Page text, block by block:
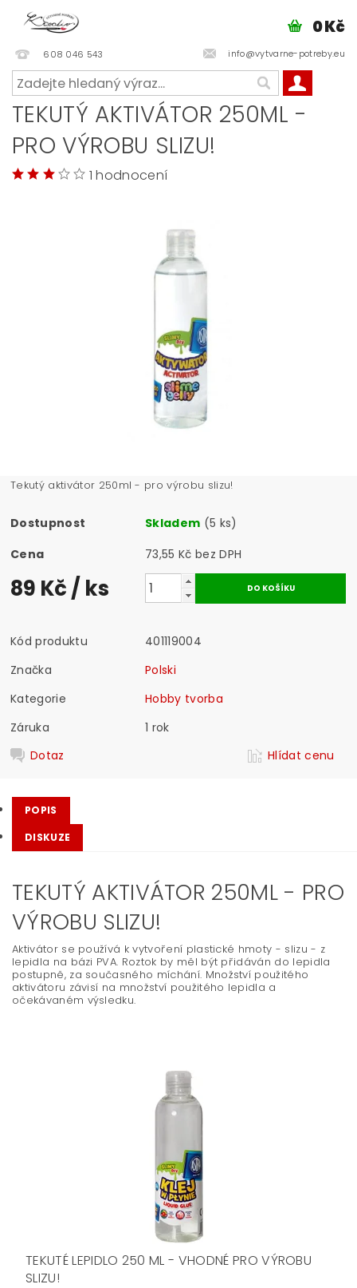
608 046 543 info@vytvarne-potreby.eu
0 Kč
TEKUTÝ AKTIVÁTOR 250ML -
PRO VÝROBU SLIZU!
1 hodnocení
Tekutý aktivátor 250ml - pro výrobu slizu!
Dostupnost Skladem (5 ks)
Cena
73,55 Kč bez DPH
89 Kč/ ks
Kód produktu
401119004
Značka
Polski
Kategorie
Hobby tvorba
Záruka
1 rok
Dotaz
Hlídat cenu
POPIS
DISKUZE
TEKUTÝ AKTIVÁTOR 250ML - PRO
VÝROBU SLIZU!
Aktivátor se používá k vytvoření plastické hmoty - slizu - z
lepidla na bázi PVA. Roztok by měl být přidáván do lepidla
postupně, za současného míchání. Množství použitého
aktivátoru závisí na množství použitého lepidla a
očekávaném výsledku.
TEKUTÉ LEPIDLO 250 ML - VHODNÉ PRO VÝROBU
SLIZU!